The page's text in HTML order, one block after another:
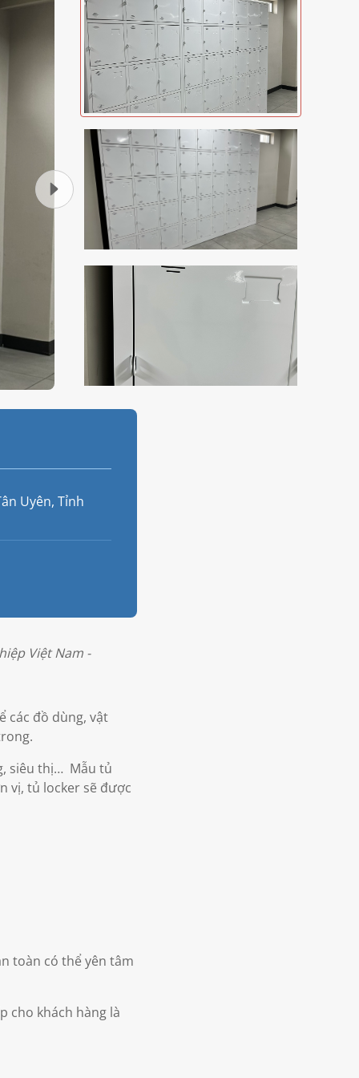
Uyên, Tỉnh
Việt Nam -
các đồ dùng, vật
siêu thị… Mẫu tủ
vị, tủ locker sẽ được
toàn có thể yên tâm
cho khách hàng là